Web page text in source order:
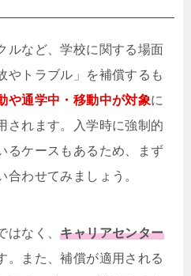
ルなど、学校に関する場面
やトラブル」を補償するも
や通学中・移動中が対象に
されます。入学時に強制的
るケースもあるため、まず
合わせてみましょう。
はなく、キャリアセンター
。また、補償が適用される